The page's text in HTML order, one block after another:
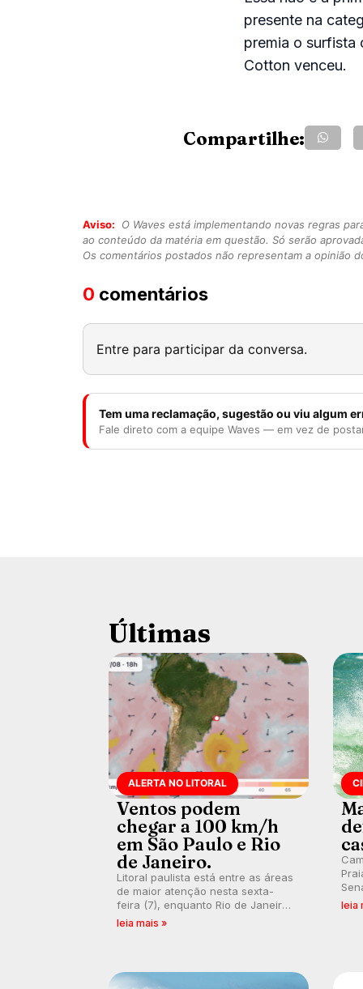
presente na
premia o surfista
Cotton venceu.
Compartilhe:
Aviso:
O Waves está implementando novas regras
ao conteúdo da matéria em questão. Só serão
Os comentários postados não representam a opinião
0 comentários
Entre para participar da conversa.
Tem uma reclamação, sugestão ou viu algum
Fale direto com a equipe Waves — em vez de
Últimas
ALERTA NO LITORAL
Ventos podem
chegar a 100 km/h
em São Paulo e Rio
de Janeiro.
Litoral paulista está entre as áreas
de maior atenção nesta sexta-
feira (7), enquanto Rio de Janeiro
também recebe alerta para ventos
leia mais »
leia